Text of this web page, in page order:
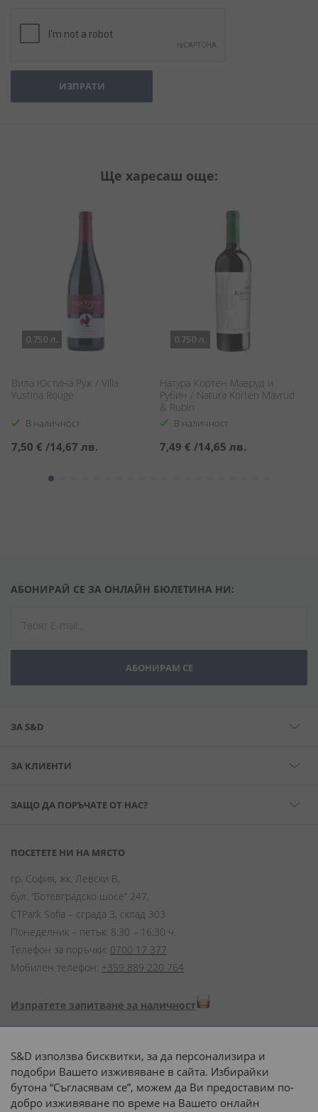
ИЗПРАТИ
Ще харесаш още:
0.750 л.
Вила Юстина Руж / Villa
Yustina Rouge
В наличност
7,50 € /14,67 лв.
0.750 л.
Натура Кортен Мавруд и
Рубин / Natura Korten Mavrud
& Rubin
В наличност
7,49 € /14,65 лв.
АБОНИРАЙ СЕ ЗА ОНЛАЙН БЮЛЕТИНА НИ:
АБОНИРАМ СЕ
ЗА S&D
ЗА КЛИЕНТИ
ЗАЩО ДА ПОРЪЧАТЕ ОТ НАС?
ПОСЕТЕТЕ НИ НА МЯСТО
гр. София, жк. Левски В,
бул. “Ботевградско шосе” 247,
CTPark Sofia – сграда 3, склад 303
Понеделник – петък: 8:30 – 16:30 ч.
Телефон за поръчки: 0700 17 377
Мобилен телефон: +359 889 220 764
Изпратете запитване за наличност
Начини на плащане:
S&D използва бисквитки, за да персонализира и
подобри Вашето изживяване в сайта. Избирайки
бутона “Съгласявам се”, можем да Ви предоставим по-
добро изживяване по време на Вашето онлайн